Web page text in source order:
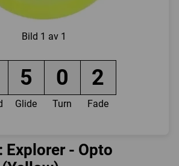
Bild 1 av 1
5 0 2
Glide Turn Fade
Explorer - Opto